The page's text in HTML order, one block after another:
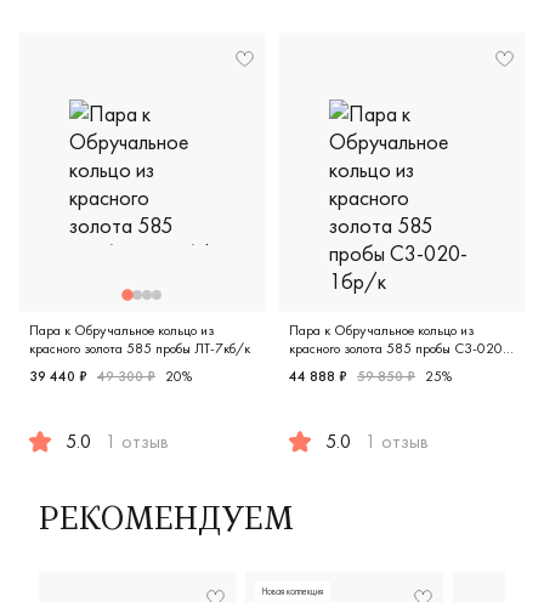
Пара к Обручальное кольцо из
красного золота 585 пробы ЛТ-7кб/к
39 440 ₽ 49 300 ₽ 20%
5.0 1 отзыв
Пара к Обручальное кольцо из
красного золота 585 пробы С3-020-
1бр/к
44 888 ₽ 59 850 ₽ 25%
5.0 1 отзыв
РЕКОМЕНДУЕМ
Новая коллекция